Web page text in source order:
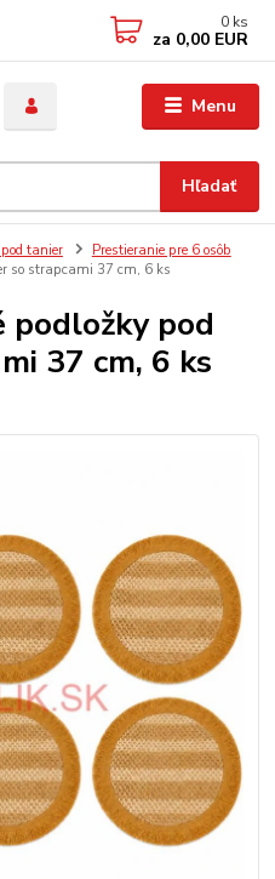
Menu
Hľadať
0 ks
za 0,00 EUR
tanier
Prestieranie pre 6 osôb
so strapcami 37 cm, 6 ks
pod
37 cm, 6 ks